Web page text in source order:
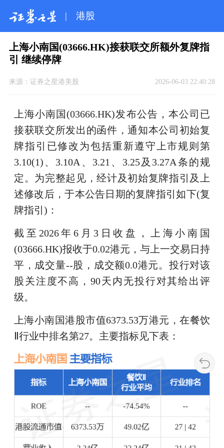
| 港股
上海小南国(03666.HK)接获联交所额外复牌指
引 继续停牌
来源： 证券之星港美股 2026-06-03 22:40:28
上海小南国(03666.HK)发布公告，本公司已
接获联交所发出的函件，通知本公司初始复
牌指引已修改为包括重新遵守上市规则第
3.10(1)、3.10A、3.21、3.25及3.27A条的规
定。为完整起见，经计及初始复牌指引及上
述修改后，于本公告日期的复牌指引如下(复
牌指引)：
截至2026年6月3日收盘，上海小南国
(03666.HK)报收于0.02港元，与上一交易日持
平，成交量--股，成交额0.0港元。投行对该
股关注度不高，90天内无投行对其给出评
级。
上海小南国港股市值6373.53万港元，在餐饮
Ⅱ行业中排名第27。主要指标见下表：